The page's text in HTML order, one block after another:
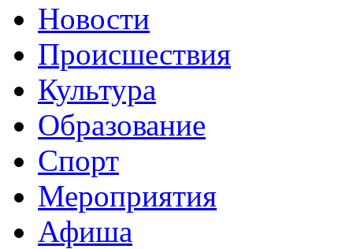
Новости
Происшествия
Культура
Образование
Спорт
Мероприятия
Афиша